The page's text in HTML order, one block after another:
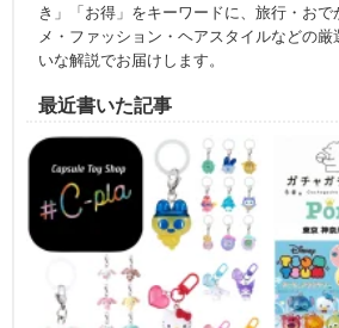
き」「お得」をキーワードに、旅行・お
メ・ファッション・ヘアスタイルなどの
いな解説でお届けします。
最近書いた記事